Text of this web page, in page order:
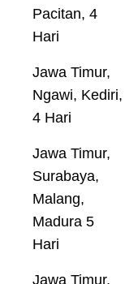
Pacitan, 4
Hari
Jawa Timur,
Ngawi, Kediri,
4 Hari
Jawa Timur,
Surabaya,
Malang,
Madura 5
Hari
Jawa Timur,